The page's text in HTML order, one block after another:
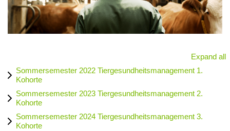
Expand all
Sommersemester 2022 Tiergesundheitsmanagement 1.
Kohorte
Sommersemester 2023 Tiergesundheitsmanagement 2.
Kohorte
Sommersemester 2024 Tiergesundheitsmanagement 3.
Kohorte